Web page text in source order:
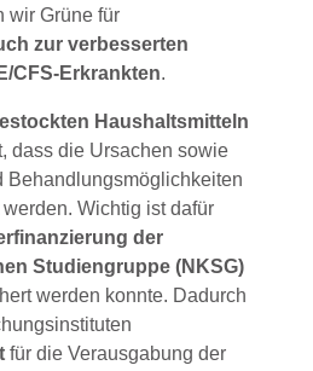
wir Grüne für
zur verbesserten
CFS-Erkrankten.
Haushaltsmitteln
dass die Ursachen sowie
Behandlungsmöglichkeiten
Wichtig ist dafür
der
Studiengruppe (NKSG)
werden konnte. Dadurch
für die Verausgabung der